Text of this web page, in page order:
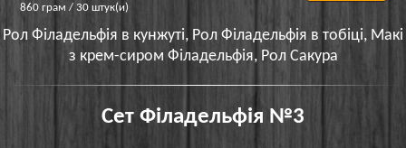
860 грам / 30 штук(и)
Рол Філадельфія в кунжуті, Рол Філадельфія в тобіці, Макі
з крем-сиром Філадельфія, Рол Сакура
Сет Філадельфія №3